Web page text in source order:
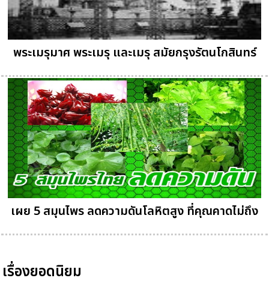
พระเมรุมาศ พระเมรุ และเมรุ สมัยกรุงรัตนโกสินทร์
เผย 5 สมุนไพร ลดความดันโลหิตสูง ที่คุณคาดไม่ถึง
เรื่องยอดนิยม